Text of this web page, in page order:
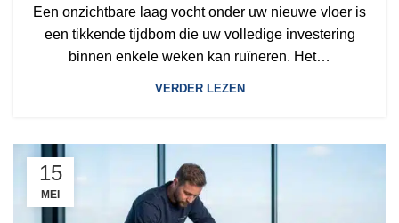
Een onzichtbare laag vocht onder uw nieuwe vloer is
een tikkende tijdbom die uw volledige investering
binnen enkele weken kan ruïneren. Het…
VERDER LEZEN
15
MEI